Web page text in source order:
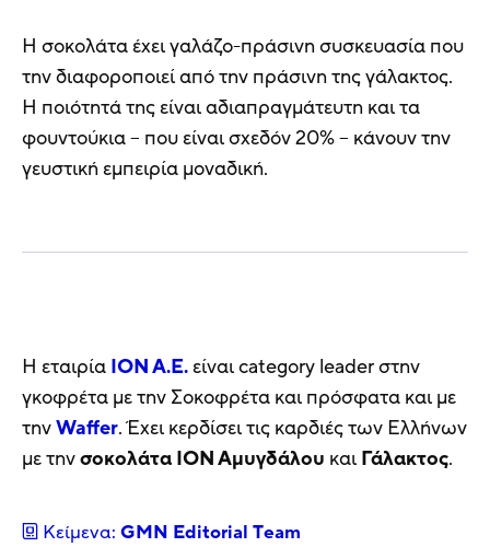
Η σοκολάτα έχει γαλάζο-πράσινη συσκευασία που
την διαφοροποιεί από την πράσινη της γάλακτος.
Η ποιότητά της είναι αδιαπραγμάτευτη και τα
φουντούκια – που είναι σχεδόν 20% – κάνουν την
γευστική εμπειρία μοναδική.
Η εταιρία ΙΟΝ Α.Ε.είναι category leader στην
γκοφρέτα με την Σοκοφρέτα και πρόσφατα και με
τηνWaffer. Έχει κερδίσει τις καρδιές των Ελλήνων
με τηνσοκολάτα ΙΟΝ Αμυγδάλου και Γάλακτος.
Κείμενα: GMN Editorial Τeam